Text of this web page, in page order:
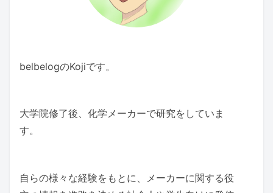
belbelogのKojiです。
大学院修了後、化学メーカーで研究をしていま
す。
自らの様々な経験をもとに、メーカーに関する役